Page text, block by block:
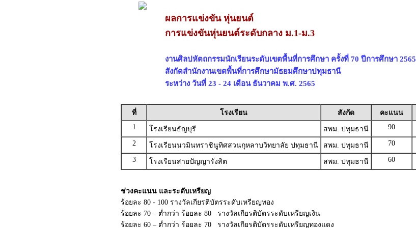
ผลการแข่งขัน หุ่นยนต์
การแข่งขันหุ่นยนต์ระดับกลาง ม.1-ม.3
งานศิลปหัตถกรรมนักเรียนระดับเขตพื้นที่การศึกษา ครั้งที่ 70 ปีการศึกษา 2565
สังกัดสำนักงานเขตพื้นที่การศึกษามัธยมศึกษาปทุมธานี
ระหว่าง วันที่ 23 - 24 เดือน ธันวาคม พ.ศ. 2565
ที่ โรงเรียน สังกัด คะแนน
1
โรงเรียนธัญบุรี สพม. ปทุมธานี 90
2
โรงเรียนนวมินทราชินูทิศสวนกุหลาบวิทยาลัย ปทุมธานี สพม. ปทุมธานี 70
3
โรงเรียนสายปัญญารังสิต สพม. ปทุมธานี 60
ช่วงคะแนน และระดับเหรียญ
ร้อยละ 80 - 100 รางวัลเกียรติบัตรระดับเหรียญทอง
ร้อยละ 70 – ต่ำกว่า ร้อยละ 80 รางวัลเกียรติบัตรระดับเหรียญเงิน
ร้อยละ 60 – ต่ำกว่า ร้อยละ 70 รางวัลเกียรติบัตรระดับเหรียญทองแดง